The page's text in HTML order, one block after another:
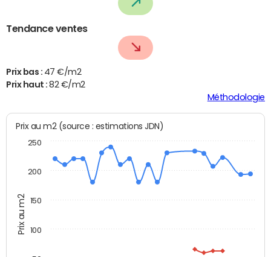
Tendance ventes
Prix bas : 47 €/m2
Prix haut :82 €/m2
Méthodologie
Prix au m2
Prix au m2 (source : estimations JDN)
100
150
200
250